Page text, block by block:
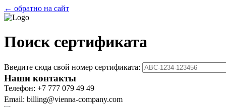
← обратно на сайт
Поиск сертификата
Введите сюда свой номер сертификата:
Наши контакты
Телефон: +7 777 079 49 49
Email: billing@vienna-company.com